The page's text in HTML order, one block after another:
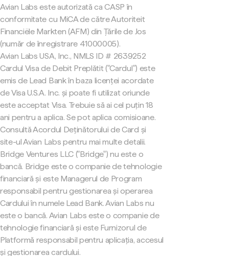
Avian Labs este autorizată ca CASP în
conformitate cu MiCA de către Autoriteit
Financiële Markten (AFM) din Țările de Jos
(număr de înregistrare 41000005).
Avian Labs USA, Inc., NMLS ID # 2639252
Cardul Visa de Debit Preplătit ("Cardul") este
emis de Lead Bank în baza licenței acordate
de Visa U.S.A. Inc. și poate fi utilizat oriunde
este acceptat Visa. Trebuie să ai cel puțin 18
ani pentru a aplica. Se pot aplica comisioane.
Consultă Acordul Deținătorului de Card și
site-ul Avian Labs pentru mai multe detalii.
Bridge Ventures LLC ("Bridge") nu este o
bancă. Bridge este o companie de tehnologie
financiară și este Managerul de Program
responsabil pentru gestionarea și operarea
Cardului în numele Lead Bank. Avian Labs nu
este o bancă. Avian Labs este o companie de
tehnologie financiară și este Furnizorul de
Platformă responsabil pentru aplicația, accesul
și gestionarea cardului.